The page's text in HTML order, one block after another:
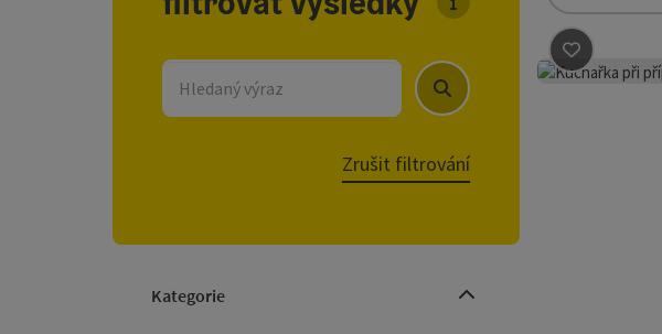
U seznamů můžete
Hledaný výraz
Hledat
Zrušit filtrování
Kategorie
Označit